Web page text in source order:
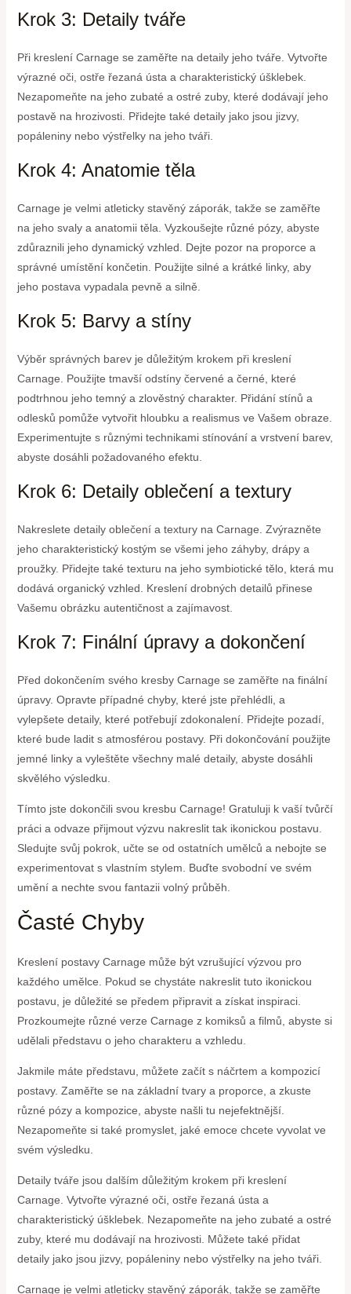
Krok 3: Detaily tváře
Při kreslení Carnage se zaměřte na detaily jeho tváře. Vytvořte
výrazné oči, ostře řezaná ústa a charakteristický úšklebek.
Nezapomeňte na jeho zubaté a ostré zuby, které dodávají jeho
postavě na hrozivosti. Přidejte také detaily jako jsou jizvy,
popáleniny nebo výstřelky na jeho tváři.
Krok 4: Anatomie těla
Carnage je velmi atleticky stavěný záporák, takže se zaměřte
na jeho svaly a anatomii těla. Vyzkoušejte různé pózy, abyste
zdůraznili jeho dynamický vzhled. Dejte pozor na proporce a
správné umístění končetin. Použijte silné a krátké linky, aby
jeho postava vypadala pevně a silně.
Krok 5: Barvy a stíny
Výběr správných barev je důležitým krokem při kreslení
Carnage. Použijte tmavší odstíny červené a černé, které
podtrhnou jeho temný a zlověstný charakter. Přidání stínů a
odlesků pomůže vytvořit hloubku a realismus ve Vašem obraze.
Experimentujte s různými technikami stínování a vrstvení barev,
abyste dosáhli požadovaného efektu.
Krok 6: Detaily oblečení a textury
Nakreslete detaily oblečení a textury na Carnage. Zvýrazněte
jeho charakteristický kostým se všemi jeho záhyby, drápy a
proužky. Přidejte také texturu na jeho symbiotické tělo, která mu
dodává organický vzhled. Kreslení drobných detailů přinese
Vašemu obrázku autentičnost a zajímavost.
Krok 7: Finální úpravy a dokončení
Před dokončením svého kresby Carnage se zaměřte na finální
úpravy. Opravte případné chyby, které jste přehlédli, a
vylepšete detaily, které potřebují zdokonalení. Přidejte pozadí,
které bude ladit s atmosférou postavy. Při dokončování použijte
jemné linky a vyleštěte všechny malé detaily, abyste dosáhli
skvělého výsledku.
Tímto jste dokončili svou kresbu Carnage! Gratuluji k vaší tvůrčí
práci a odvaze přijmout výzvu nakreslit tak ikonickou postavu.
Sledujte svůj pokrok, učte se od ostatních umělců a nebojte se
experimentovat s vlastním stylem. Buďte svobodní ve svém
umění a nechte svou fantazii volný průběh.
Časté Chyby
Kreslení postavy Carnage může být vzrušující výzvou pro
každého umělce. Pokud se chystáte nakreslit tuto ikonickou
postavu, je důležité se předem připravit a získat inspiraci.
Prozkoumejte různé verze Carnage z komiksů a filmů, abyste si
udělali představu o jeho charakteru a vzhledu.
Jakmile máte představu, můžete začít s náčrtem a kompozicí
postavy. Zaměřte se na základní tvary a proporce, a zkuste
různé pózy a kompozice, abyste našli tu nejefektnější.
Nezapomeňte si také promyslet, jaké emoce chcete vyvolat ve
svém výsledku.
Detaily tváře jsou dalším důležitým krokem při kreslení
Carnage. Vytvořte výrazné oči, ostře řezaná ústa a
charakteristický úšklebek. Nezapomeňte na jeho zubaté a ostré
zuby, které mu dodávají na hrozivosti. Můžete také přidat
detaily jako jsou jizvy, popáleniny nebo výstřelky na jeho tváři.
Carnage je velmi atleticky stavěný záporák, takže se zaměřte